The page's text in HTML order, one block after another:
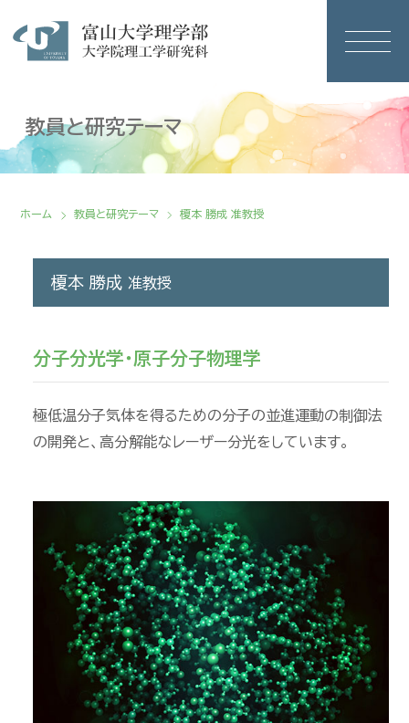
教員と研究テーマ
ホーム 教員と研究テーマ 榎本 勝成 准教授
榎本 勝成 准教授
分子分光学・原子分子物理学
極低温分子気体を得るための分子の並進運動の制御法
の開発と、高分解能なレーザー分光をしています。